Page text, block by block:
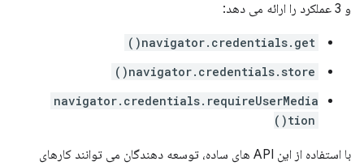
و 3 عملکرد را ارائه می دهد:
navigator.credentials.get()
navigator.credentials.store()
navigator.credentials.requireUserMedia
tion()
با استفاده از این API های ساده، توسعه دهندگان می توانند کارهای